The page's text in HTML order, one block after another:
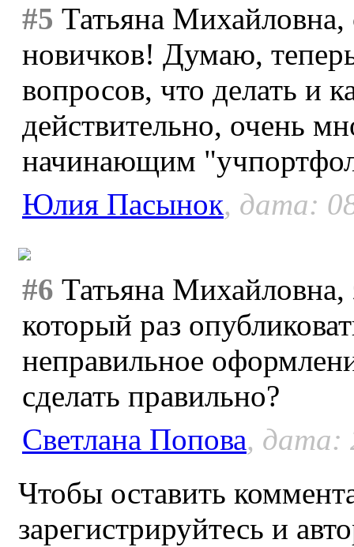
#5 Татьяна Михайловна,
новичков! Думаю,
вопросов, что делать и
действительно, очень
начинающим
Юлия Пасынок, дата:
#6 Татьяна Михайловна,
который раз
неправильное
сделать правильно?
Светлана Попова, дата:
Чтобы оставить
зарегистрируйтесь и